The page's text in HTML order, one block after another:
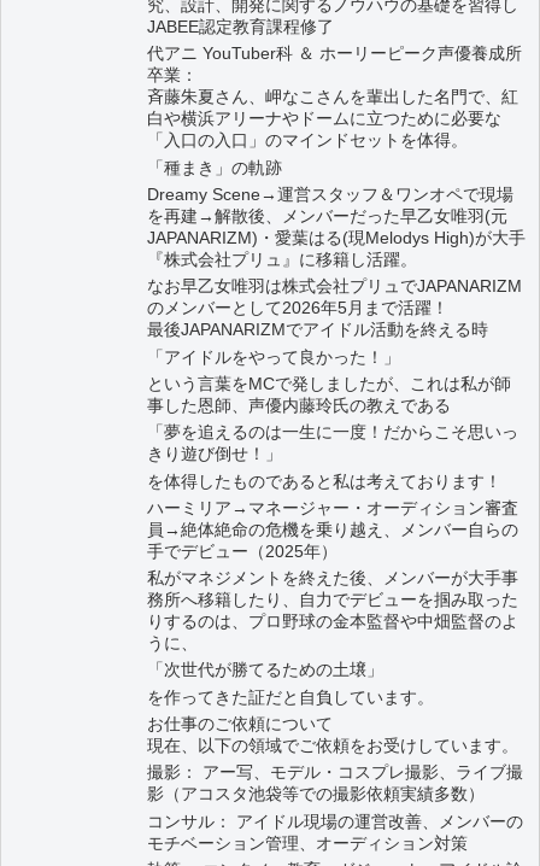
究、設計、開発に関するノウハウの基礎を習得し
JABEE認定教育課程修了
代アニ YouTuber科 ＆ ホーリーピーク声優養成所
卒業：
斉藤朱夏さん、岬なこさんを輩出した名門で、紅
白や横浜アリーナやドームに立つために必要な
「入口の入口」のマインドセットを体得。
「種まき」の軌跡
Dreamy Scene→運営スタッフ＆ワンオペで現場
を再建→解散後、メンバーだった早乙女唯羽(元
JAPANARIZM)・愛葉はる(現Melodys High)が大手
『株式会社プリュ』に移籍し活躍。
なお早乙女唯羽は株式会社プリュでJAPANARIZM
のメンバーとして2026年5月まで活躍！
最後JAPANARIZMでアイドル活動を終える時
「アイドルをやって良かった！」
という言葉をMCで発しましたが、これは私が師
事した恩師、声優内藤玲氏の教えである
「夢を追えるのは一生に一度！だからこそ思いっ
きり遊び倒せ！」
を体得したものであると私は考えております！
ハーミリア→マネージャー・オーディション審査
員→絶体絶命の危機を乗り越え、メンバー自らの
手でデビュー（2025年）
私がマネジメントを終えた後、メンバーが大手事
務所へ移籍したり、自力でデビューを掴み取った
りするのは、プロ野球の金本監督や中畑監督のよ
うに、
「次世代が勝てるための土壌」
を作ってきた証だと自負しています。
お仕事のご依頼について
現在、以下の領域でご依頼をお受けしています。
撮影： アー写、モデル・コスプレ撮影、ライブ撮
影（アコスタ池袋等での撮影依頼実績多数）
コンサル： アイドル現場の運営改善、メンバーの
モチベーション管理、オーディション対策